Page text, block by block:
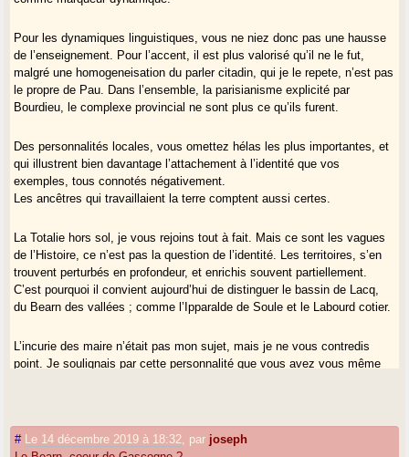
Pour les dynamiques linguistiques, vous ne niez donc pas une hausse
de l’enseignement. Pour l’accent, il est plus valorisé qu’il ne le fut,
malgré une homogeneisation du parler citadin, qui je le repete, n’est pas
le propre de Pau. Dans l’ensemble, la parisianisme explicité par
Bourdieu, le complexe provincial ne sont plus ce qu’ils furent.
Des personnalités locales, vous omettez hélas les plus importantes, et
qui illustrent bien davantage l’attachement à l’identité que vos
exemples, tous connotés négativement.
Les ancêtres qui travaillaient la terre comptent aussi certes.
La Totalie hors sol, je vous rejoins tout à fait. Mais ce sont les vagues
de l’Histoire, ce n’est pas la question de l’identité. Les territoires, s’en
trouvent perturbés en profondeur, et enrichis souvent partiellement.
C’est pourquoi il convient aujourd’hui de distinguer le bassin de Lacq,
du Bearn des vallées ; comme l’Ipparalde de Soule et le Labourd cotier.
L’incurie des maire n’était pas mon sujet, mais je ne vous contredis
point. Je soulignais par cette personnalité que vous avez vous même
# Le 14 décembre 2019 à 18:32 par joseph